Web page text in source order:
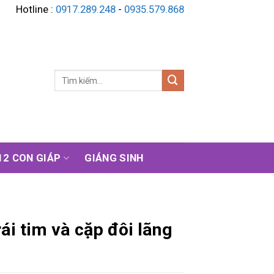
Hotline : 0917.289.248 - 0935.579.868
Tìm
CON GIÁP GIÁNG SINH
tim và cặp đôi lãng